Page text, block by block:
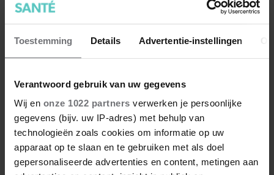
Toestemming Details Advertentie-instellingen
Verantwoord gebruik van uw gegevens
Wij en onze 1022 partners verwerken je persoonlijke
gegevens (bijv. uw IP-adres) met behulp van
technologieën zoals cookies om informatie op uw
apparaat op te slaan en te gebruiken met als doel
gepersonaliseerde advertenties en content, metingen aan
7 kleine dingen die je leven
beter maken (en weinig tijd